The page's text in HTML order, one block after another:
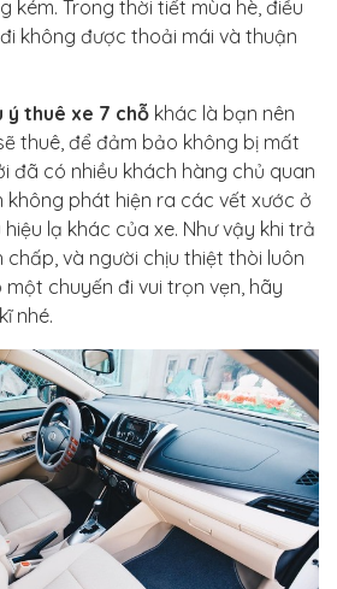
kém. Trong thời tiết mùa hè, điều
không được thoải mái và thuận
ý thuê xe 7 chỗ khác là bạn nên
thuê, để đảm bảo không bị mất
đã có nhiều khách hàng chủ quan
không phát hiện ra các vết xước ở
lạ khác của xe. Như vậy khi trả
và người chịu thiệt thòi luôn
chuyến đi vui trọn vẹn, hãy
nhé.